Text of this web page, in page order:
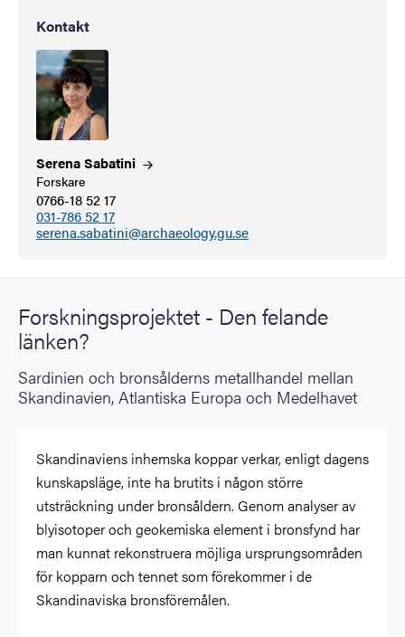
Kontakt
SerenaSabatini
Forskare
0766-18 52 17
031-786 52 17
serena.sabatini@archaeology.gu.se
Forskningsprojektet - Den felande
länken?
Sardinien och bronsålderns metallhandel mellan
Skandinavien, Atlantiska Europa och Medelhavet
Skandinaviens inhemska koppar verkar, enligt dagens
kunskapsläge, inte ha brutits i någon större
utsträckning under bronsåldern. Genom analyser av
blyisotoper och geokemiska element i bronsfynd har
man kunnat rekonstruera möjliga ursprungsområden
för kopparn och tennet som förekommer i de
Skandinaviska bronsföremålen.